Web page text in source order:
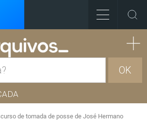
OK
de tomada de posse de José Hermano